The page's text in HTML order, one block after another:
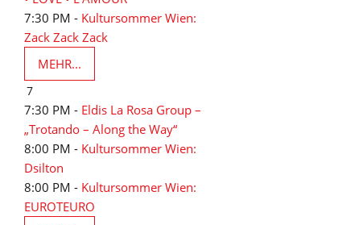
7:30 PM - Kultursommer Wien:
Zack Zack Zack
MEHR...
7
7:30 PM - Eldis La Rosa Group –
„Trotando – Along the Way“
8:00 PM - Kultursommer Wien:
Dsilton
8:00 PM - Kultursommer Wien:
EUROTEURO